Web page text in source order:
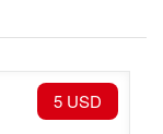
5 USD